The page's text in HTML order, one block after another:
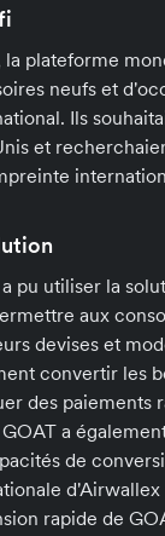
la plateforme
neufs et
Ils
et
pu utiliser la
aux
devises et
convertir les
des paiements
a
de
d'Airwallex
rapide de